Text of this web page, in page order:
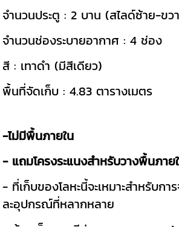
จำนวนประตู : 2 บาน (สไลด์ซ้าย-ขว
จำนวนช่องระบายอากาศ : 4 ช่อง
สี : เทาดำ (มีสีเดียว)
พื้นที่จัดเก็บ : 4.83 ตารางเมตร
-ไม่มีพื้นภายใน
- แถมโครงระแนงสำหรับวางพื้นภาย
- ที่เก็บของโลหะนี้จะเหมาะสำหรับกา
ละอุปกรณ์ที่หลากหลาย